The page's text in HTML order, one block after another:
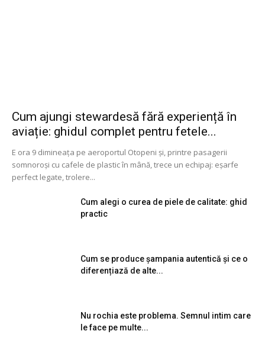
Cum ajungi stewardesă fără experiență în
aviație: ghidul complet pentru fetele...
E ora 9 dimineața pe aeroportul Otopeni și, printre pasagerii
somnoroși cu cafele de plastic în mână, trece un echipaj: eșarfe
perfect legate, trolere...
Cum alegi o curea de piele de calitate: ghid
practic
Cum se produce șampania autentică și ce o
diferențiază de alte...
Nu rochia este problema. Semnul intim care
le face pe multe...